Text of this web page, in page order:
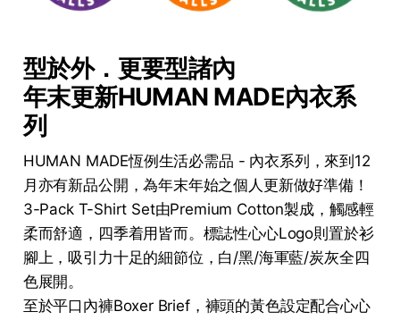
型於外．更要型諸內
年末更新HUMAN MADE內衣系
列
HUMAN MADE恆例生活必需品 - 內衣系列，來到12
月亦有新品公開，為年末年始之個人更新做好準備！
3-Pack T-Shirt Set由Premium Cotton製成，觸感輕
柔而舒適，四季着用皆而。標誌性心心Logo則置於衫
腳上，吸引力十足的細節位，白/黑/海軍藍/炭灰全四
色展開。
至於平口內褲Boxer Brief，褲頭的黃色設定配合心心